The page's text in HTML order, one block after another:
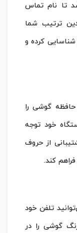
تا نام تماس
ترتیب شما
شناسایی کرده و
گوشی را
خود توجه
از حروف
کند.
تلفن خود
گوشی را در